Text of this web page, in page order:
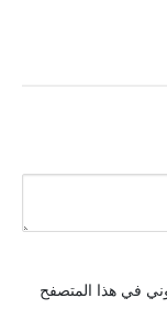
في هذا المتصفح